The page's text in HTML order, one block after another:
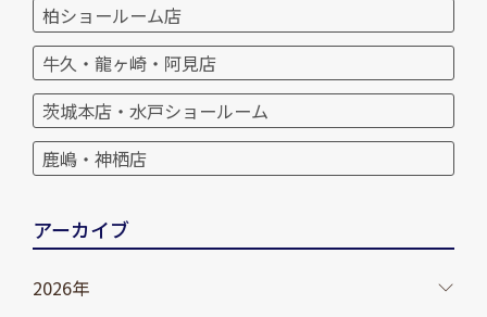
柏ショールーム店
牛久・龍ヶ崎・阿見店
茨城本店・水戸ショールーム
鹿嶋・神栖店
アーカイブ
2026年